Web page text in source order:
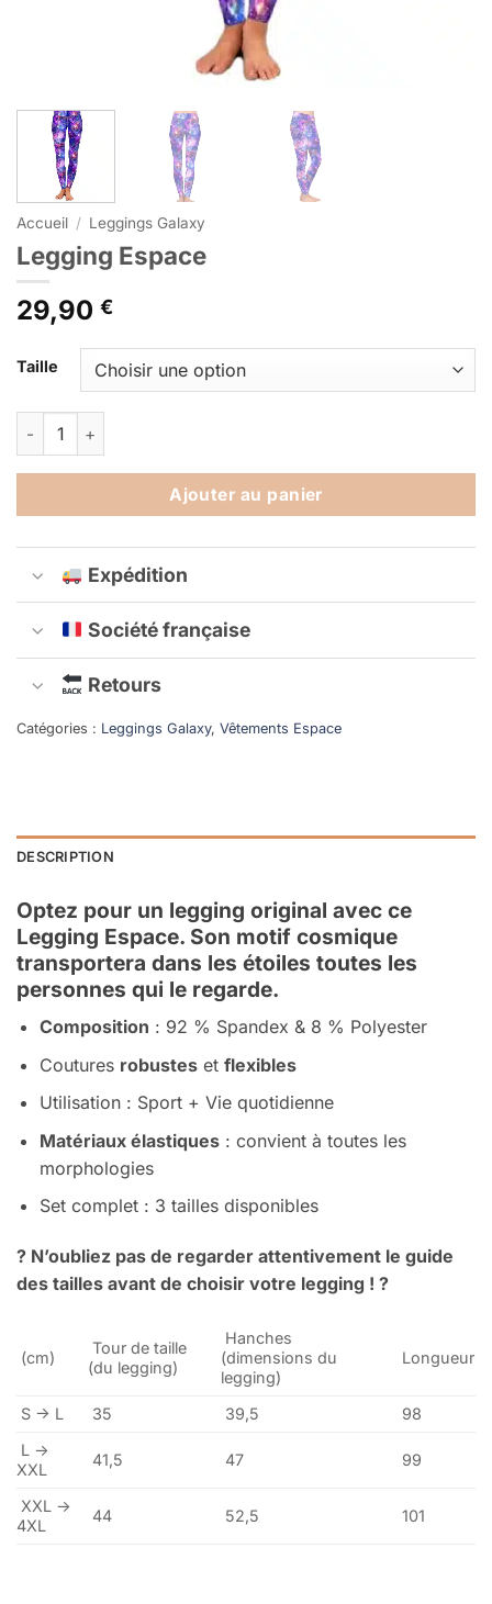
Accueil / Leggings Galaxy
Legging Espace
29,90 €
Taille
quantité de Legging Espace
Ajouter au panier
Alternative:
Expédition
Société française
Retours
Catégories : Leggings Galaxy, Vêtements Espace
DESCRIPTION
Optez pour un legging original avec ce
Legging Espace. Son motif cosmique
transportera dans les étoiles toutes les
personnes qui le regarde.
Composition : 92 % Spandex & 8 % Polyester
Coutures robusteset flexibles
Utilisation : Sport + Vie quotidienne
Matériaux élastiques: convient à toutes les
morphologies
Set complet : 3 tailles disponibles
? N’oubliez pas de regarder attentivement le guide
des tailles avant de choisir votre legging ! ?
(cm)
Tour de taille
(du legging)
Hanches
(dimensions du
legging)
Longueur
S -> L 35 39,5
98
L ->
XXL
41,5 47 99
XXL ->
4XL
44 52,5 101